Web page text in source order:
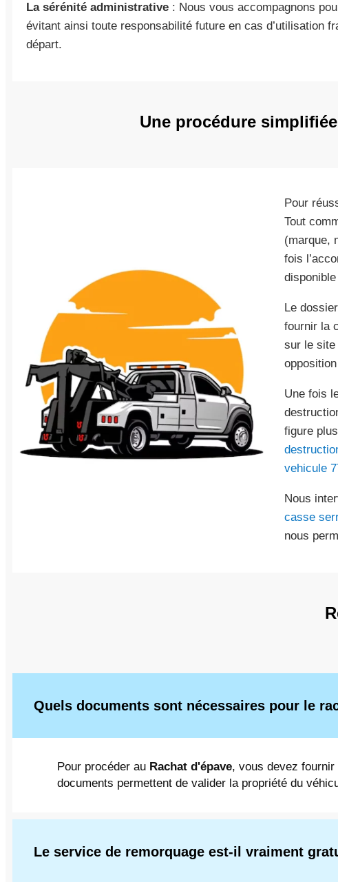
La sérénité administrative : Nous vous accompagnons
évitant ainsi toute responsabilité future en cas d’utilisation
départ.
Une procédure
Pour
Tout
(marque,
fois
Le
fournir la
sur le site
Une fois
figure
vehicule
Nous
casse
nous
Quels documents sont nécessaires pour le
Pour procéder au Rachat d'épave, vous devez
documents permettent de valider la propriété du
Le service de remorquage est-il vraiment